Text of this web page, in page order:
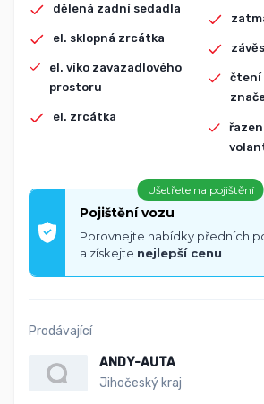
dělená zadní sedadla
el. sklopná zrcátka
el. víko zavazadlového
prostoru
el. zrcátka
čtení
Ušetřete na pojištění
Pojištění vozu
Porovnejte nabídky předních
a získejte nejlepší cenu
Prodávající
ANDY-AUTA
Jihočeský kraj